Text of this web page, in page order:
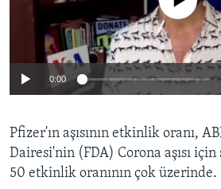
0:00
Pfizer'ın aşısının etkinlik oranı,
Dairesi'nin (FDA) Corona aşısı
50 etkinlik oranının çok üzerinde.